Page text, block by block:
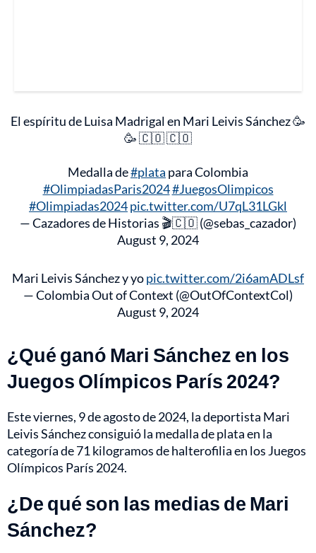
El espíritu de Luisa Madrigal en Mari Leivis Sánchez 🥳
🥳 🇨🇴 🇨🇴
Medalla de#plata para Colombia
#OlimpiadasParis2024#JuegosOlimpicos
#Olimpiadas2024pic.twitter.com/U7qL31LGkl
— Cazadores de Historias 🎬🇨🇴 (@sebas_cazador)
August 9, 2024
Mari Leivis Sánchez y yopic.twitter.com/2i6amADLsf
— Colombia Out of Context (@OutOfContextCol)
August 9, 2024
¿Qué ganó Mari Sánchez en los
Juegos Olímpicos París 2024?
Este viernes, 9 de agosto de 2024, la deportista Mari
Leivis Sánchez consiguió la medalla de plata en la
categoría de 71 kilogramos de halterofilia en los Juegos
Olímpicos París 2024.
¿De qué son las medias de Mari
Sánchez?